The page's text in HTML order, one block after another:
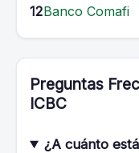
12Banco Comafi
Preguntas
ICBC
¿A cuánto